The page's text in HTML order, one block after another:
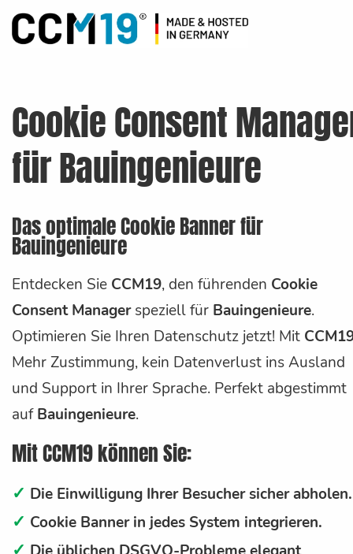
Cookie Consent
für Bauingenieure
Das optimale Cookie Banner für
Bauingenieure
Entdecken Sie CCM19, den führenden Cookie
Consent Managerspeziell für Bauingenieure.
Optimieren Sie Ihren Datenschutz jetzt! Mit
Mehr Zustimmung, kein Datenverlust ins Ausland
und Support in Ihrer Sprache. Perfekt abgestimmt
aufBauingenieure.
Mit CCM19 können Sie:
✓ Die Einwilligung Ihrer Besucher sicher abholen.
✓ Cookie Banner in jedes System integrieren.